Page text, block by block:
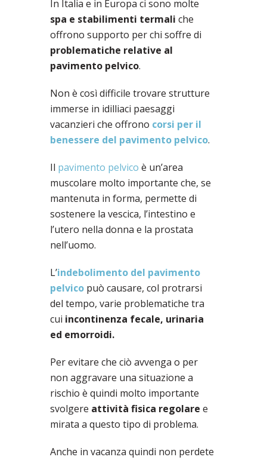
In Italia e in Europa ci sono molte
spa e stabilimenti termali che
offrono supporto per chi soffre di
problematiche relative al
pavimento pelvico.
Non è così difficile trovare strutture
immerse in idilliaci paesaggi
vacanzieri che offrono corsi per il
benessere del pavimento pelvico.
Il pavimento pelvico è un’area
muscolare molto importante che, se
mantenuta in forma, permette di
sostenere la vescica, l’intestino e
l’utero nella donna e la prostata
nell’uomo.
L’indebolimento del pavimento
pelvico può causare, col protrarsi
del tempo, varie problematiche tra
cui incontinenza fecale, urinaria
ed emorroidi.
Per evitare che ciò avvenga o per
non aggravare una situazione a
rischio è quindi molto importante
svolgere attività fisica regolare e
mirata a questo tipo di problema.
Anche in vacanza quindi non perdete